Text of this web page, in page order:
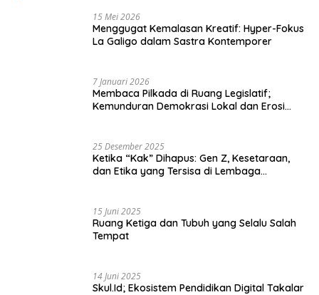
15 Mei 2026
Menggugat Kemalasan Kreatif: Hyper-Fokus
La Galigo dalam Sastra Kontemporer
7 Januari 2026
Membaca Pilkada di Ruang Legislatif;
Kemunduran Demokrasi Lokal dan Erosi
25 Desember 2025
Ketika “Kak” Dihapus: Gen Z, Kesetaraan,
dan Etika yang Tersisa di Lembaga
15 Juni 2025
Ruang Ketiga dan Tubuh yang Selalu Salah
Tempat
14 Juni 2025
Skul.Id; Ekosistem Pendidikan Digital Takalar